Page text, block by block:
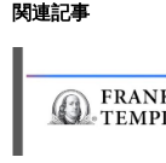
第５条（著作
本サイトに掲
社もしくは著
とします。会
送信、譲渡、
関連記事